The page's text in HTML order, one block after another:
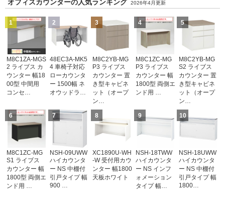
オフィスカウンターの人気ランキング 2026年4月更新
1
M8C1ZA-MGS
2 ライブス カ
ウンター 幅18
00型 中間用
コンセ…
2
48EC3A-MK5
4 車椅子対応
ローカウンタ
ー 1500幅 ネ
オウッドラ…
3
M8C2YB-MG
P3 ライブス
カウンター 置
き型キャビネ
ット（オープ
ン…
4
M8C1ZC-MG
P3 ライブス
カウンター 幅
1800型 両側エ
ンド用 …
5
M8C2YB-MG
S2 ライブス
カウンター 置
き型キャビネ
ット（オープ
ン…
6
M8C1ZC-MG
S1 ライブス
カウンター 幅
1800型 両側エ
ンド用 …
7
NSH-09UWW
ハイカウンタ
ー NS 中棚付
引戸タイプ 幅
900 …
8
XC1890U-WH
-W 受付用カウ
ンター 幅1800
天板ホワイト
9
NSH-18TWW
ハイカウンタ
ー NS インフ
ォメーション
タイプ 幅…
10
NSH-18UWW
ハイカウンタ
ー NS 中棚付
引戸タイプ 幅
1800…